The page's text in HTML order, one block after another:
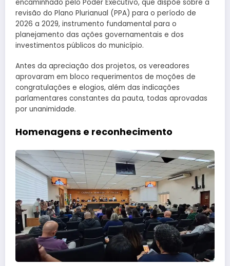
encaminhado pelo Poder Executivo, que dispõe sobre a
revisão do Plano Plurianual (PPA) para o período de
2026 a 2029, instrumento fundamental para o
planejamento das ações governamentais e dos
investimentos públicos do município.
Antes da apreciação dos projetos, os vereadores
aprovaram em bloco requerimentos de moções de
congratulações e elogios, além das indicações
parlamentares constantes da pauta, todas aprovadas
por unanimidade.
Homenagens e reconhecimento